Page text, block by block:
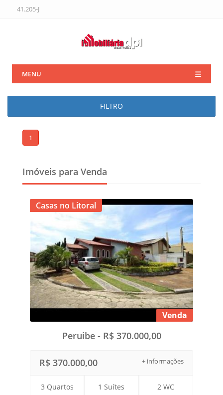
41.205-J
MENU
FILTRO
1
Imóveis para Venda
Casas no Litoral
Venda
Peruibe - R$ 370.000,00
+ informações
R$ 370.000,00
3 Quartos 1 Suítes 2 WC